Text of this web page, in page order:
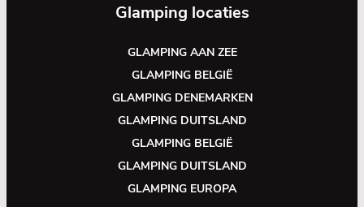
Glamping locaties
GLAMPING AAN ZEE
GLAMPING BELGIË
GLAMPING DENEMARKEN
GLAMPING DUITSLAND
GLAMPING BELGIË
GLAMPING DUITSLAND
GLAMPING EUROPA